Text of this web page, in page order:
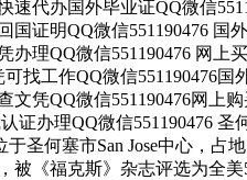
代办国外毕业证QQ微信
证明QQ微信551190476 国
理QQ微信551190476 网上
找工作QQ微信551190476
凭QQ微信551190476网上
办理QQ微信551190476 圣
圣何塞市San Jose中心，占
《福克斯》杂志评选为全